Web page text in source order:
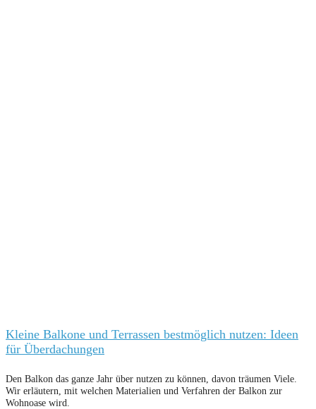
Kleine Balkone und Terrassen bestmöglich nutzen: Ideen
für Überdachungen
Den Balkon das ganze Jahr über nutzen zu können, davon träumen Viele.
Wir erläutern, mit welchen Materialien und Verfahren der Balkon zur
Wohnoase wird.